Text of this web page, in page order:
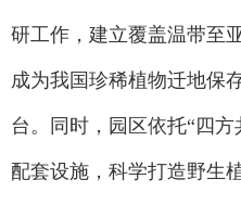
研工作，建立覆盖温带至
成为我国珍稀植物迁地保
台。同时，园区依托“四
配套设施，科学打造野生